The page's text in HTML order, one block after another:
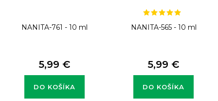
NANITA-761 - 10 ml
5,99 €
DO KOŠÍKA
NANITA-565 - 10 ml
5,99 €
DO KOŠÍKA